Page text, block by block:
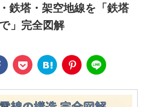
鉄塔・架空地線を「鉄塔
」完全図解